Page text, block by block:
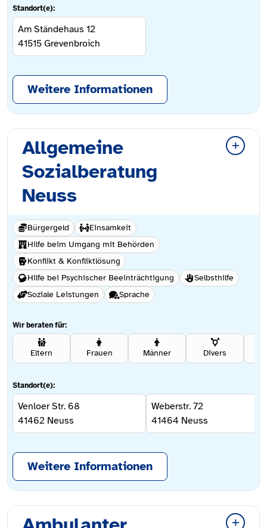
Standort(e):
Am Ständehaus 12
41515 Grevenbroich
Weitere Informationen
Allgemeine
Sozialberatung
Neuss
Bürgergeld
Einsamkeit
Hilfe beim Umgang mit Behörden
Konflikt & Konfliktlösung
Hilfe bei Psychischer Beeinträchtigung
Selbsthilfe
Soziale Leistungen
Sprache
Wir beraten für:
Eltern Frauen Männer Divers
Standort(e):
Venloer Str. 68
41462 Neuss
Weberstr. 72
41464 Neuss
Weitere Informationen